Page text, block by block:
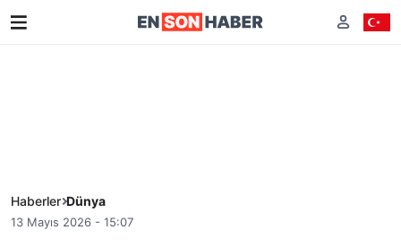
Haberler Dünya
13 Mayıs 2026 - 15:07